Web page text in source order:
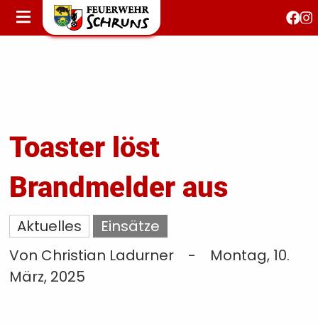
STARTSEITE
AKTUELLES
Toaster löst
Brandmelder aus
Aktuelles
Einsätze
Von Christian Ladurner
-
Montag, 10.
März, 2025